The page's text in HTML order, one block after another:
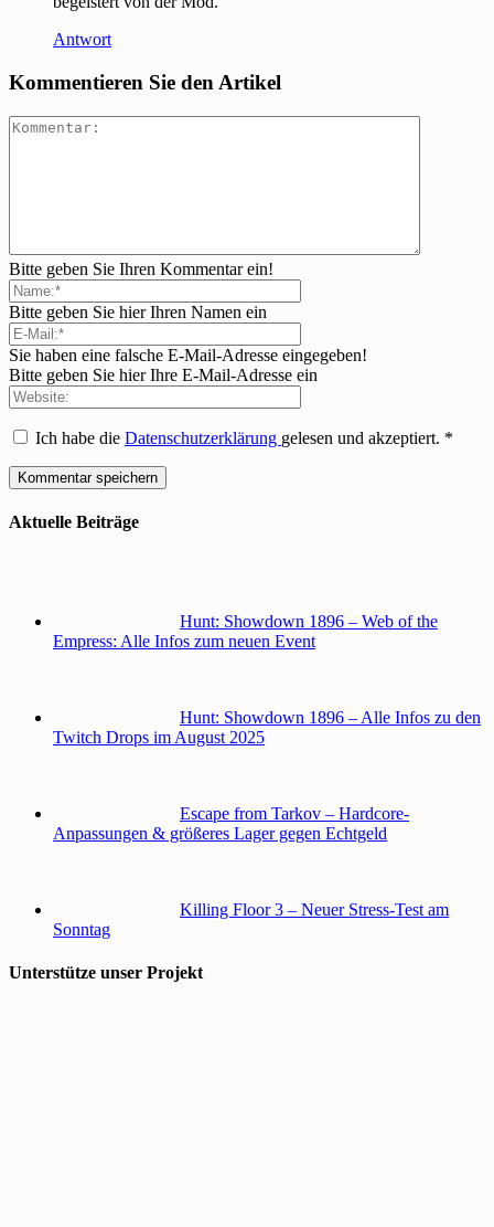
Antwort
Kommentieren Sie den Artikel
Bitte geben Sie Ihren Kommentar ein!
Bitte geben Sie hier Ihren Namen ein
Sie haben eine falsche E-Mail-Adresse eingegeben!
Bitte geben Sie hier Ihre E-Mail-Adresse ein
Ich habe die Datenschutzerklärung gelesen und akzeptiert. *
Aktuelle Beiträge
Hunt: Showdown 1896 – Web of the
Empress: Alle Infos zum neuen Event
Hunt: Showdown 1896 – Alle Infos zu den
Twitch Drops im August 2025
Escape from Tarkov – Hardcore-
Anpassungen & größeres Lager gegen Echtgeld
Killing Floor 3 – Neuer Stress-Test am
Sonntag
Unterstütze unser Projekt